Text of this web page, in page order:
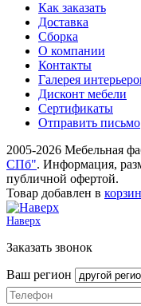
Как заказать
Доставка
Сборка
О компании
Контакты
Галерея
Дисконт мебели
Сертификаты
Отправить письмо
2005-2026 Мебельная
СПб". Информация,
публичной офертой.
Товар добавлен в
Наверх
Заказать звонок
Ваш регион